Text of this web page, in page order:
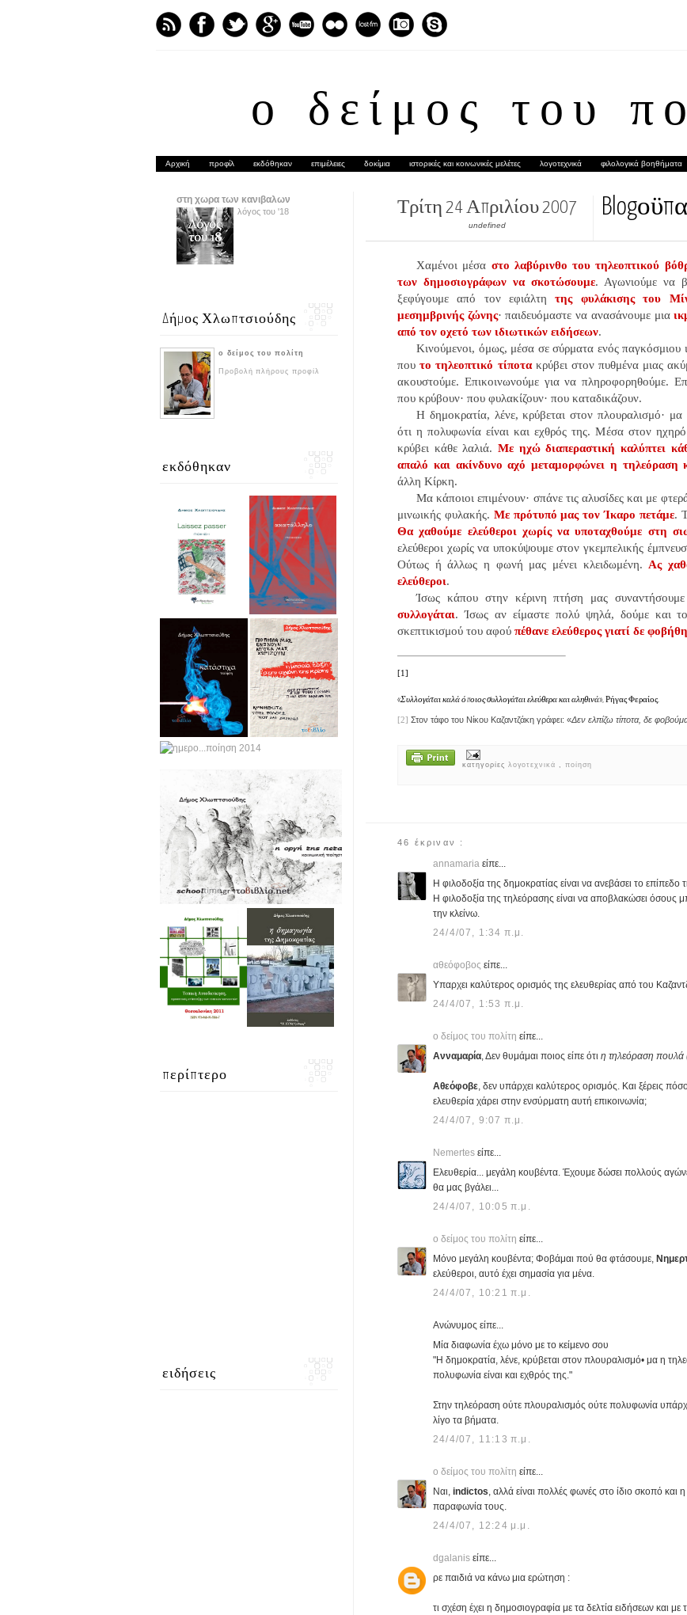
ο δείμος του
Αρχική προφίλ εκδόθηκαν επιμέλειες δοκίμια ιστορικές και κοινωνικές μελέτες λογοτεχνικά φιλολογικά βοηθήματα
Τρίτη 24 Απριλίου 2007
undefined
Χαμένοι μέσα στο λαβύρινθο του τηλεοπτικού
των δημοσιογράφων να σκοτώσουμε. Αγωνιούμε να
ξεφύγουμε από τον εφιάλτητης φυλάκισης του
μεσημβρινής ζώνης· παιδευόμαστε να ανασάνουμε μια
από τον οχετό των ιδιωτικών ειδήσεων.
Κινούμενοι, όμως, μέσα σε σύρματα ενός παγκόσμιου
πουτο τηλεοπτικό τίποτακρύβει στον πυθμένα μιας
ακουστούμε. Επικοινωνούμε για να πληροφορηθούμε.
που κρύβουν· που φυλακίζουν· που καταδικάζουν.
Η δημοκρατία, λένε, κρύβεται στον πλουραλισμό· μα
ότι η πολυφωνία είναι και εχθρός της. Μέσα στον
κρύβει κάθε λαλιά.Με ηχώ διαπεραστική καλύπτει
απαλό και ακίνδυνο αχό μεταμορφώνει η τηλεόραση
άλλη Κίρκη.
Μα κάποιοι επιμένουν· σπάνε τις αλυσίδες και με
μινωικής φυλακής. Με πρότυπό μας τον Ίκαρο πετάμε.
Θα χαθούμε ελεύθεροι χωρίς να υποταχθούμε στη
ελεύθεροι χωρίς να υποκύψουμε στον γκεμπελικής
Ούτως ή άλλως η φωνή μας μένει κλειδωμένη. Ας
ελεύθεροι.
Ίσως κάπου στην κέρινη πτήση μας
συλλογάται. Ίσως αν είμαστε πολύ ψηλά, δούμε και
σκεπτικισμού του αφού πέθανε ελεύθερος γιατί δε
[1]
«Συλλογάται καλά όποιος συλλογάται ελεύθερα και αληθινά», Ρήγας Φεραίος.
[2] Στον τάφο του Νίκου Καζαντζάκη γράφει: «Δεν ελπίζω τίποτα, δε
κατηγορίες λογοτεχνικά , ποίηση
46 έκριναν :
annamaria είπε...
Η φιλοδοξία της δημοκρατίας είναι να ανεβάσει το
Η φιλοδοξία της τηλεόρασης είναι να αποβλακώσει όσους
την κλείνω.
24/4/07, 1:34 π.μ.
αθεόφοβος είπε...
Υπαρχει καλύτερος ορισμός της ελευθερίας από του
24/4/07, 1:53 π.μ.
ο δείμος του πολίτη είπε...
Ανναμαρία, Δεν θυμάμαι ποιος είπε ότι η τηλεόραση πουλά
Αθεόφοβε, δεν υπάρχει καλύτερος ορισμός. Και ξέρεις
ελευθερία χάρει στην ενσύρματη αυτή επικοινωνία;
24/4/07, 9:07 π.μ.
Nemertes είπε...
Ελευθερία... μεγάλη κουβέντα. Έχουμε δώσει πολλούς
θα μας βγάλει...
24/4/07, 10:05 π.μ.
ο δείμος του πολίτη είπε...
Μόνο μεγάλη κουβέντα; Φοβάμαι πού θα φτάσουμε,
ελεύθεροι, αυτό έχει σημασία για μένα.
24/4/07, 10:21 π.μ.
Ανώνυμος είπε...
Μία διαφωνία έχω μόνο με το κείμενο σου
"Η δημοκρατία, λένε, κρύβεται στον πλουραλισμό• μα η
πολυφωνία είναι και εχθρός της."
Στην τηλεόραση ούτε πλουραλισμός ούτε πολυφωνία
λίγο τα βήματα.
24/4/07, 11:13 π.μ.
ο δείμος του πολίτη είπε...
Ναι, indictos, αλλά είναι πολλές φωνές στο ίδιο σκοπό και
παραφωνία τους.
24/4/07, 12:24 μ.μ.
dgalanis είπε...
ρε παιδιά να κάνω μια ερώτηση :
τι σχέση έχει η δημοσιογραφία με τα δελτία ειδήσεων και
στη χωρα των κανιβαλων
λόγος του '18
Δήμος Χλωπτσιούδης
ο δείμος του πολίτη
Προβολή πλήρους προφίλ
εκδόθηκαν
περίπτερο
ειδήσεις